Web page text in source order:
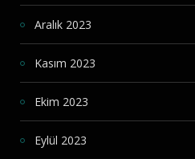
Aralık 2023
Kasım 2023
Ekim 2023
Eylül 2023